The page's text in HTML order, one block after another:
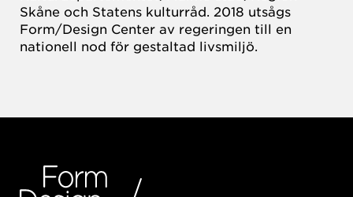
Skåne och Statens kulturråd. 2018 utsågs
Form/Design Center av regeringen till en
nationell nod för gestaltad livsmiljö.